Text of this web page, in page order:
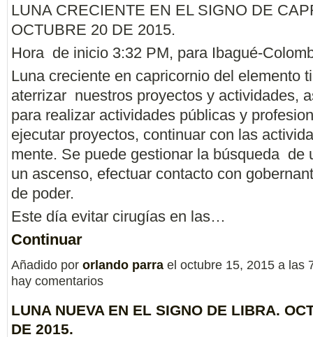
LUNA CRECIENTE EN EL SIGNO DE
OCTUBRE 20 DE 2015.
Hora de inicio 3:32 PM, para Ibagué-
Luna creciente en capricornio del elemento
aterrizar nuestros proyectos y actividades,
para realizar actividades públicas y
ejecutar proyectos, continuar con las
mente. Se puede gestionar la búsqueda de
un ascenso, efectuar contacto con
de poder.
Este día evitar cirugías en las…
Continuar
Añadido por orlando parra el octubre 15, 2015 a las
hay comentarios
LUNA NUEVA EN EL SIGNO DE LIBRA.
DE 2015.